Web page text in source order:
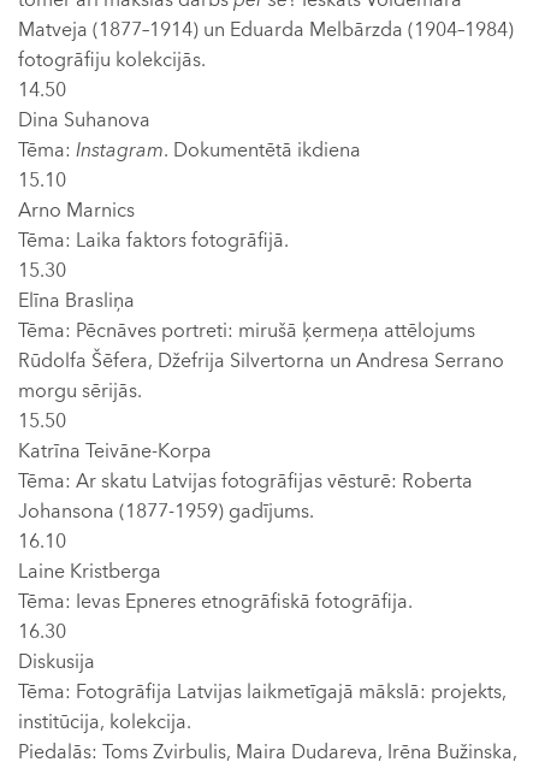
Matveja (1877–1914) un Eduarda Melbārzda (1904–1984)
fotogrāfiju kolekcijās.
14.50
Dina Suhanova
Tēma: Instagram. Dokumentētā ikdiena
15.10
Arno Marnics
Tēma: Laika faktors fotogrāfijā.
15.30
Elīna Brasliņa
Tēma: Pēcnāves portreti: mirušā ķermeņa attēlojums
Rūdolfa Šēfera, Džefrija Silvertorna un Andresa Serrano
morgu sērijās.
15.50
Katrīna Teivāne-Korpa
Tēma: Ar skatu Latvijas fotogrāfijas vēsturē: Roberta
Johansona (1877-1959) gadījums.
16.10
Laine Kristberga
Tēma: Ievas Epneres etnogrāfiskā fotogrāfija.
16.30
Diskusija
Tēma: Fotogrāfija Latvijas laikmetīgajā mākslā: projekts,
institūcija, kolekcija.
Piedalās: Toms Zvirbulis, Maira Dudareva, Irēna Bužinska,